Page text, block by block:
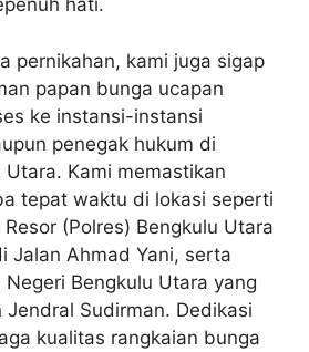
hati.
pernikahan, kami juga sigap
papan bunga ucapan
ke instansi-instansi
penegak hukum di
Kami memastikan
tepat waktu di lokasi seperti
(Polres) Bengkulu Utara
Jalan Ahmad Yani, serta
Negeri Bengkulu Utara yang
Sudirman. Dedikasi
kualitas rangkaian bunga